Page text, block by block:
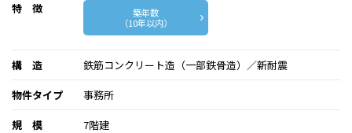
特 徴
築年数
（10年以内）
構 造
鉄筋コンクリート造（一部鉄骨造）／新耐震
物件タイプ
事務所
規 模
7階建